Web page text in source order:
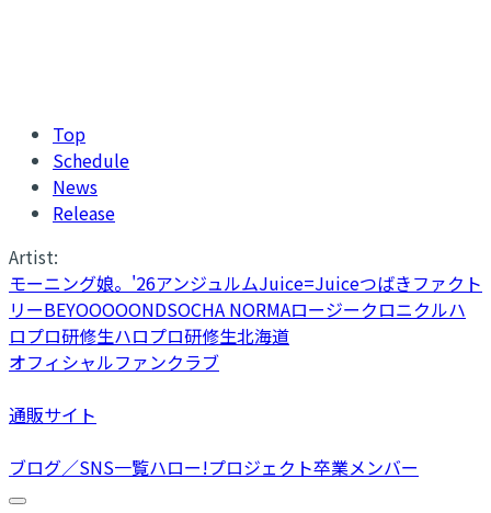
Top
Schedule
News
Release
Artist:
モーニング娘。'26アンジュルムJuice=Juiceつばきファクト
リーBEYOOOOONDSOCHA NORMAロージークロニクルハ
ロプロ研修生ハロプロ研修生北海道
オフィシャルファンクラブ
通販サイト
ブログ／SNS一覧ハロー!プロジェクト卒業メンバー